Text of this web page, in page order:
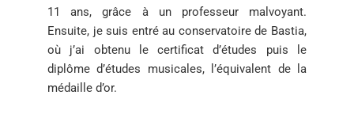
11 ans, grâce à un professeur malvoyant.
Ensuite, je suis entré au conservatoirede Bastia,
où j’ai obtenu le certificat d’études puis le
diplômed’études musicales, l’équivalent de la
médaille d’or.